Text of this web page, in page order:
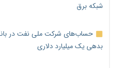
شبکه برق
حساب‌های شرکت ملی نفت در
بدهی یک میلیارد دلاری